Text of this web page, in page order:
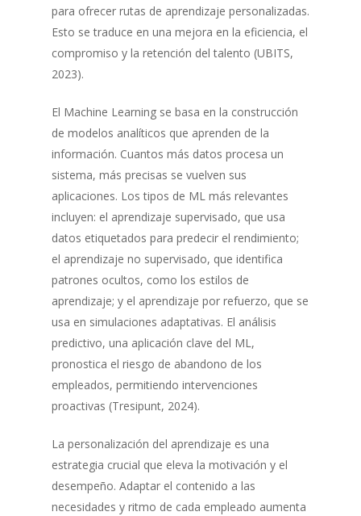
para ofrecer rutas de aprendizaje personalizadas.
Esto se traduce en una mejora en la eficiencia, el
compromiso y la retención del talento (UBITS,
2023).
El Machine Learning se basa en la construcción
de modelos analíticos que aprenden de la
información. Cuantos más datos procesa un
sistema, más precisas se vuelven sus
aplicaciones. Los tipos de ML más relevantes
incluyen: el aprendizaje supervisado, que usa
datos etiquetados para predecir el rendimiento;
el aprendizaje no supervisado, que identifica
patrones ocultos, como los estilos de
aprendizaje; y el aprendizaje por refuerzo, que se
usa en simulaciones adaptativas. El análisis
predictivo, una aplicación clave del ML,
pronostica el riesgo de abandono de los
empleados, permitiendo intervenciones
proactivas (Tresipunt, 2024).
La personalización del aprendizaje es una
estrategia crucial que eleva la motivación y el
desempeño. Adaptar el contenido a las
necesidades y ritmo de cada empleado aumenta